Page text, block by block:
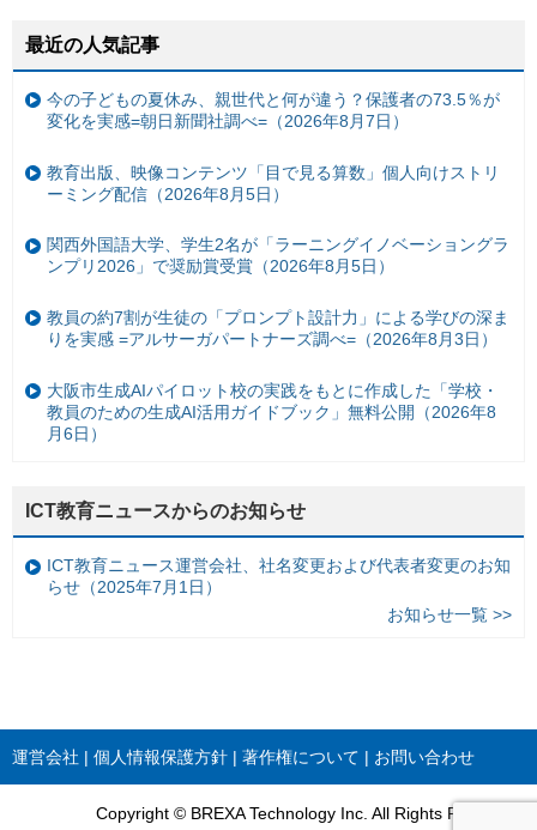
最近の人気記事
今の子どもの夏休み、親世代と何が違う？保護者の73.5％が
変化を実感=朝日新聞社調べ=（2026年8月7日）
教育出版、映像コンテンツ「目で見る算数」個人向けストリ
ーミング配信（2026年8月5日）
関西外国語大学、学生2名が「ラーニングイノベーショングラ
ンプリ2026」で奨励賞受賞（2026年8月5日）
教員の約7割が生徒の「プロンプト設計力」による学びの深ま
りを実感 =アルサーガパートナーズ調べ=（2026年8月3日）
大阪市生成AIパイロット校の実践をもとに作成した「学校・
教員のための生成AI活用ガイドブック」無料公開（2026年8
月6日）
ICT教育ニュースからのお知らせ
ICT教育ニュース運営会社、社名変更および代表者変更のお知
らせ（2025年7月1日）
お知らせ一覧 >>
運営会社 個人情報保護方針 著作権について お問い合わせ
Copyright © BREXA Technology Inc. All Rights Reserved.